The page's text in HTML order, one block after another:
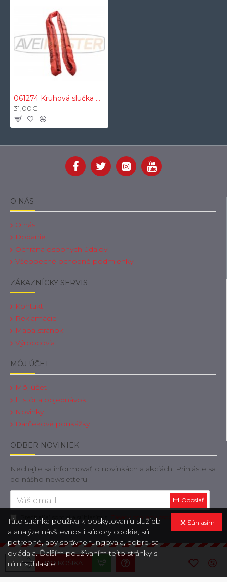
DO KOŠÍKA
061274 Kruhová slučka Dvojvrstvová, Nekonečná slučka, červeny WLL 5000 kg
31,00€
O NÁS
O nás
Dodanie
Ochrana osobnych údajov
Všeobecné ochodné podmienky
ZÁKAZNÍCKY SERVIS
Kontakt
Reklamácie
Mapa stránok
Výrobcovia
MÔJ ÚČET
Môj účet
História objednávok
Novinky
Darčekové poukážky
ODBER NOVINIEK
Nechajte sa informovať o novinkách a akciách. Prihláste sa
do nášho newsletteru
Odoslať
Prečítal(a) som si a súhlasím s Zásady ochrany osobných údajov
Copyright © 2019, OdtahovaTechnika.sk, Všetky práva vyhradené
Súhlasím
Táto stránka používa k poskytovaniu služieb
a analýze návštevnosti súbory cookie, sú
potrebné, aby správne fungovala, dobre sa
ovládala. Ďalším používaním tejto stránky s
nimi súhlasíte.